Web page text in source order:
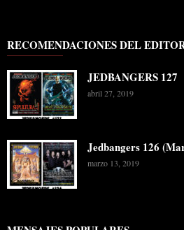
RECOMENDACIONES DEL
JEDBANGERS 127
abril 27, 2019
Jedbangers 126
marzo 13, 2019